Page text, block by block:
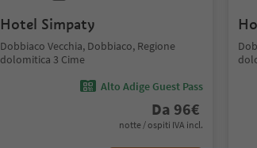
Hotel Simpaty
Dobbiaco Vecchia, Dobbiaco, Regione
dolomitica 3 Cime
Alto Adige Guest Pass
Da 96€
notte / ospiti IVA incl.